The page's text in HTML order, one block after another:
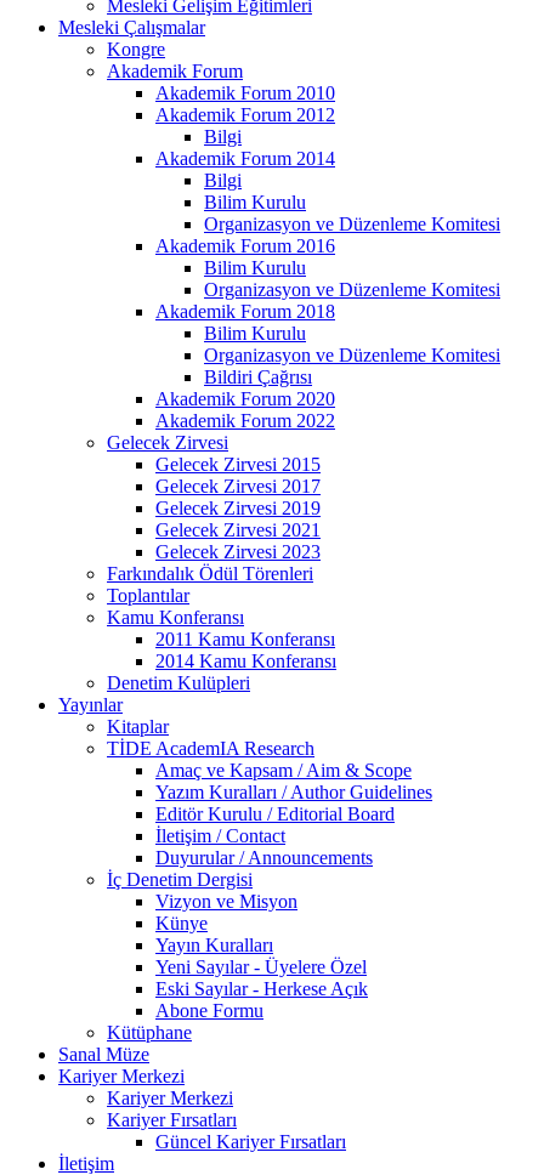
Mesleki Gelişim Eğitimleri
Mesleki Çalışmalar
Kongre
Akademik Forum
Akademik Forum 2010
Akademik Forum 2012
Bilgi
Akademik Forum 2014
Bilgi
Bilim Kurulu
Organizasyon ve Düzenleme Komitesi
Akademik Forum 2016
Bilim Kurulu
Organizasyon ve Düzenleme Komitesi
Akademik Forum 2018
Bilim Kurulu
Organizasyon ve Düzenleme Komitesi
Bildiri Çağrısı
Akademik Forum 2020
Akademik Forum 2022
Gelecek Zirvesi
Gelecek Zirvesi 2015
Gelecek Zirvesi 2017
Gelecek Zirvesi 2019
Gelecek Zirvesi 2021
Gelecek Zirvesi 2023
Farkındalık Ödül Törenleri
Toplantılar
Kamu Konferansı
2011 Kamu Konferansı
2014 Kamu Konferansı
Denetim Kulüpleri
Yayınlar
Kitaplar
TİDE AcademIA Research
Amaç ve Kapsam / Aim & Scope
Yazım Kuralları / Author Guidelines
Editör Kurulu / Editorial Board
İletişim / Contact
Duyurular / Announcements
İç Denetim Dergisi
Vizyon ve Misyon
Künye
Yayın Kuralları
Yeni Sayılar - Üyelere Özel
Eski Sayılar - Herkese Açık
Abone Formu
Kütüphane
Sanal Müze
Kariyer Merkezi
Kariyer Merkezi
Kariyer Fırsatları
Güncel Kariyer Fırsatları
İletişim